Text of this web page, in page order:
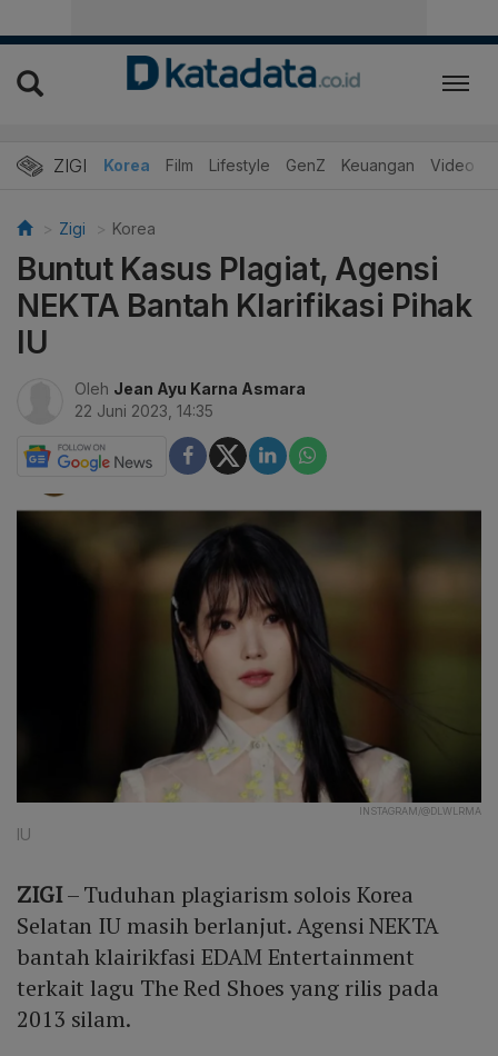
ZIGI
Hits Korea Film Lifestyle GenZ Keuangan Video
Zigi Korea
Buntut Kasus Plagiat, Agensi
NEKTA Bantah Klarifikasi Pihak
IU
Oleh Jean Ayu Karna Asmara
22 Juni 2023, 14:35
INSTAGRAM/@DLWLRMA
IU
ZIGI– Tuduhan plagiarism solois Korea
Selatan IU masih berlanjut. Agensi NEKTA
bantah klairikfasi EDAM Entertainment
terkait lagu The Red Shoes yang rilis pada
2013 silam.